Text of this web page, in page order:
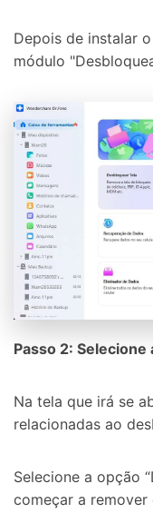
Depois de instalar
módulo
Passo 2:
Na tela que irá se
relacionadas ao
Selecione a opção
começar a